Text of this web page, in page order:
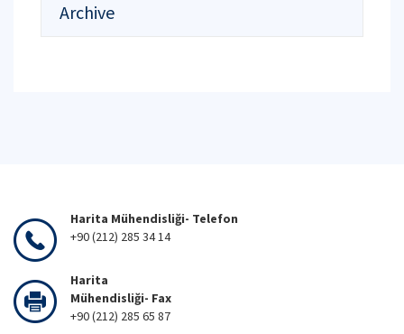
Archive
Harita Mühendisliği- Telefon
+90 (212) 285 34 14
Harita
Mühendisliği- Fax
+90 (212) 285 65 87